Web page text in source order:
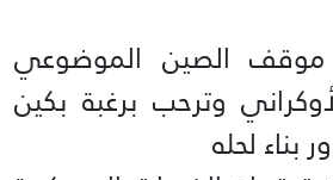
موقف الصين الموضوعي
وترحب برغبة بكين
بناء لحله